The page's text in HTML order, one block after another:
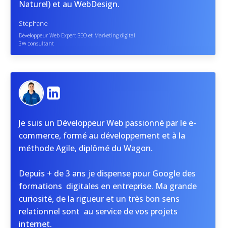
Naturel) et au WebDesign.
Stéphane
Développeur Web Expert SEO et Marketing digital
3W consultant
Je suis un Développeur Web passionné par le e-
commerce, formé au développement et à la
méthode Agile, diplômé du Wagon.
Depuis + de 3 ans je dispense pour Google des
formations digitales en entreprise. Ma grande
curiosité, de la rigueur et un très bon sens
relationnel sont au service de vos projets
internet.